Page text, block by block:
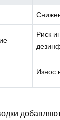
Риск
Износ